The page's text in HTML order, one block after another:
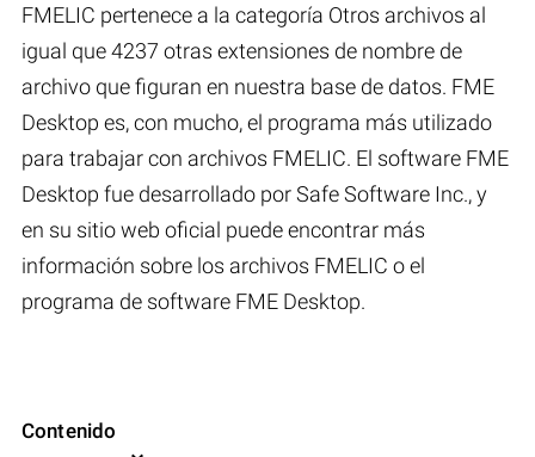
FMELIC pertenece a la categoría Otros archivos al
igual que 4237 otras extensiones de nombre de
archivo que figuran en nuestra base de datos. FME
Desktop es, con mucho, el programa más utilizado
para trabajar con archivos FMELIC. El software FME
Desktop fue desarrollado por Safe Software Inc., y
en su sitio web oficial puede encontrar más
información sobre los archivos FMELIC o el
programa de software FME Desktop.
Contenido